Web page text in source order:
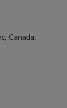
Canada,
s'ouvrira